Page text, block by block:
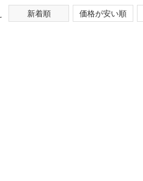
新着順 価格が安い順